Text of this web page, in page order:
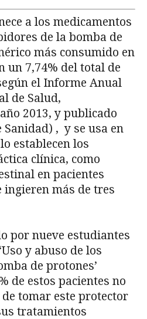
a los medicamentos
de la bomba de
más consumido en
un 7,74% del total de
el Informe Anual
de Salud,
2013, y publicado
, y se usa en
establecen los
clínica, como
en pacientes
más de tres
por nueve estudiantes
y abuso de los
de protones’
de estos pacientes no
tomar este protector
tratamientos